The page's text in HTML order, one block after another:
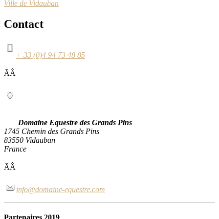
Ville de Vidauban
Contact
+ 33 (0)4 94 73 48 85
ÃÂ
Domaine Equestre des Grands Pins
1745 Chemin des Grands Pins
83550 Vidauban
France
ÃÂ
info@domaine-equestre.com
Partenaires 2019